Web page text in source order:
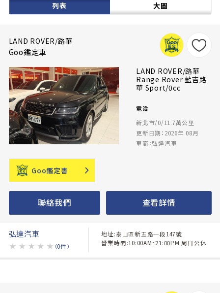
列表 大圖
LAND ROVER/路華
Goo鑑定車
LAND ROVER/路華
Range Rover 藍吉路
華 Sport/0cc
電洽
新北市/0/11.7萬公里
更新日期：2026年 08月
車商：弘達汽車
Goo鑑定書
聯絡我們 查看詳情
弘達汽車
★ ★ ★ ★ ★ （0件）
地址:泰山區新五路一段147號
營業時間:10:00AM~21:00PM 周日公休